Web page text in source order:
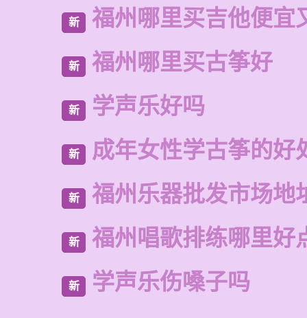
新 福州哪里买吉他便宜
新 福州哪里买古筝好
新 学声乐好吗
新 成年女性学古筝的好
新 福州乐器批发市场地
新 福州唱歌排练哪里好
新 学声乐伤嗓子吗